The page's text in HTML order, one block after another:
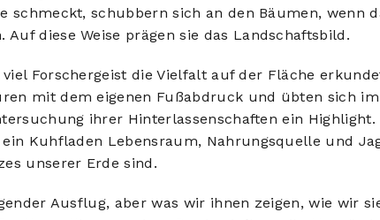
schmeckt, schubbern sich an den Bäumen, wenn
diese Weise prägen sie das Landschaftsbild.
Forschergeist die Vielfalt auf der Fläche
mit dem eigenen Fußabdruck und übten sich
ihrer Hinterlassenschaften ein
Kuhfladen Lebensraum, Nahrungsquelle und
unserer Erde sind.
Ausflug, aber was wir ihnen zeigen, wie wir